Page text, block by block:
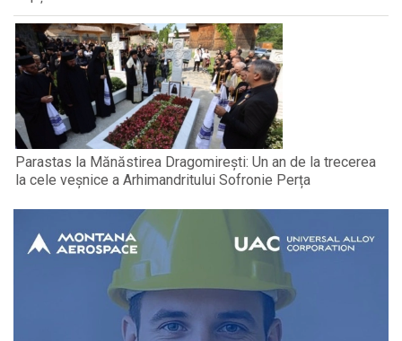
Parastas la Mănăstirea Dragomirești: Un an de la trecerea
la cele veșnice a Arhimandritului Sofronie Perța